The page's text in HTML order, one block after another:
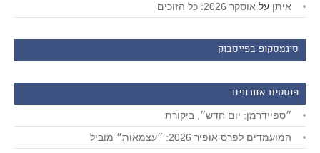
איתן על אוסקר 2026: כל הזוכים
סינמסקופ בפייסבוק
פוסטים אחרונים
״ספיידרמן: יום חדש״, ביקורת
המועמדים לפרס אופיר 2026: ״עצמאות״ מוביל